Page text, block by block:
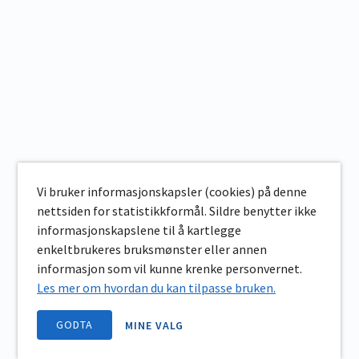
Vi bruker informasjonskapsler (cookies) på denne
nettsiden for statistikkformål. Sildre benytter ikke
informasjonskapslene til å kartlegge
enkeltbrukeres bruksmønster eller annen
informasjon som vil kunne krenke personvernet.
Les mer om hvordan du kan tilpasse bruken.
GODTA MINE VALG